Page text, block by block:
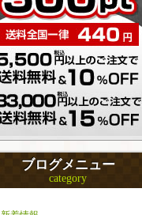
ブログメニュー
category